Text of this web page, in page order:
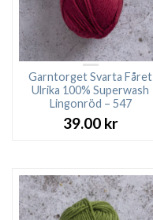
Garntorget Svarta Fåret
Ulrika 100% Superwash
Lingonröd – 547
39.00 kr